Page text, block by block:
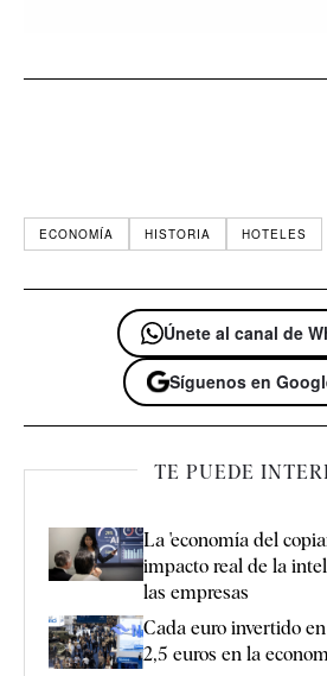
ECONOMÍA HISTORIA HOTELES
Únete al canal de
Síguenos en
TE PUEDE
La 'economía del
impacto real de la
las empresas
Cada euro invertido
2,5 euros en la